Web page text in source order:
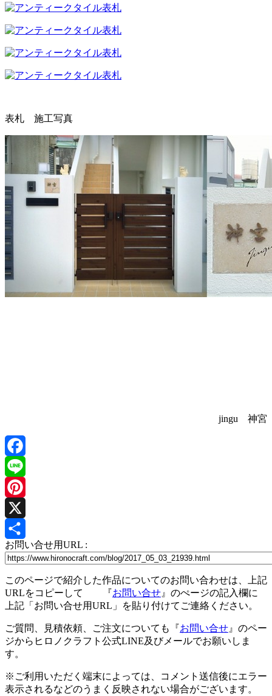
表札 施工写真
jingu 神宮
Facebook
Line
Pinterest
X
共
お問い合せ用URL :
このページで紹介した作品についてのお問い合わせは、上記
URLをコピーして 『お問い合せ 』のぺージの記入欄に
上記「お問い合せ用URL」を貼り付けてご連絡ください。
ご質問、見積依頼、ご注文についても『お問い合せ 』のペー
ジからヒロノクラフト公式LINE及びメールでお願いしま
す。
※ご利用いただく端末によっては、コメント送信後にエラー
表示されるなどのうまく反映されない場合がございます。